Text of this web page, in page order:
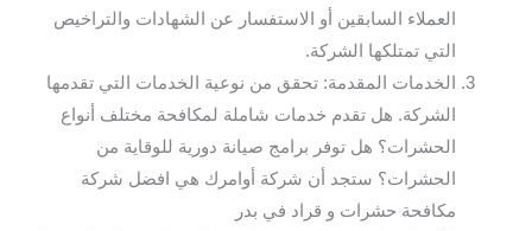
العملاء السابقين أو الاستفسار عن الشهادات والتراخيص
التي تمتلكها الشركة.
الخدمات المقدمة: تحقق من نوعية الخدمات التي تقدمها
الشركة. هل تقدم خدمات شاملة لمكافحة مختلف أنواع
الحشرات؟ هل توفر برامج صيانة دورية للوقاية من
الحشرات؟ ستجد أن شركة أوامرك هي افضل شركة
مكافحة حشرات و قراد في بدر